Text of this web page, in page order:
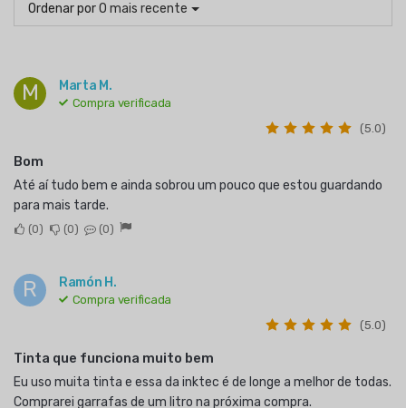
Ordenar porO mais recente
M Marta M.
Compra verificada
(5.0)
Bom
Até aí tudo bem e ainda sobrou um pouco que estou guardando
para mais tarde.
0 0 0
R Ramón H.
Compra verificada
(5.0)
Tinta que funciona muito bem
Eu uso muita tinta e essa da inktec é de longe a melhor de todas.
Comprarei garrafas de um litro na próxima compra.